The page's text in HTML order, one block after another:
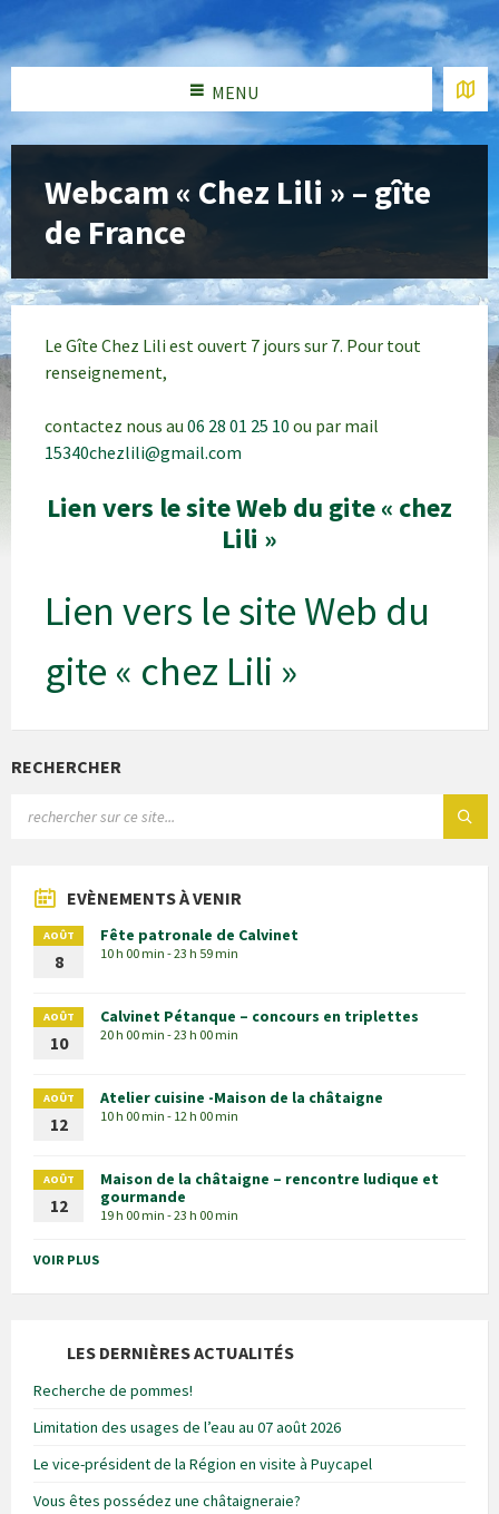
MENU
Webcam « Chez Lili » – gîte
de France
Le Gîte Chez Lili est ouvert 7 jours sur 7. Pour tout
renseignement,
contactez nous au 06 28 01 25 10 ou par mail
15340chezlili@gmail.com
Lien vers le site Web du gite « chez
Lili »
Lien vers le site Web du
gite « chez Lili »
RECHERCHER
EVÈNEMENTS À VENIR
AOÛT
8
Fête patronale de Calvinet
10 h 00 min - 23 h 59 min
AOÛT
10
Calvinet Pétanque – concours en triplettes
20 h 00 min - 23 h 00 min
AOÛT
12
Atelier cuisine -Maison de la châtaigne
10 h 00 min - 12 h 00 min
AOÛT
12
Maison de la châtaigne – rencontre ludique et
gourmande
19 h 00 min - 23 h 00 min
VOIR PLUS
LES DERNIÈRES ACTUALITÉS
Recherche de pommes!
Limitation des usages de l’eau au 07 août 2026
Le vice-président de la Région en visite à Puycapel
Vous êtes possédez une châtaigneraie?